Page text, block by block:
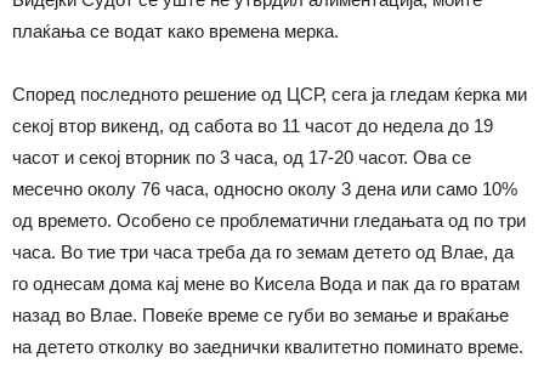
плаќања се водат како времена мерка.
Според последното решение од ЦСР, сега ја гледам ќерка ми
секој втор викенд, од сабота во 11 часот до недела до 19
часот и секој вторник по 3 часа, од 17-20 часот. Ова се
месечно околу 76 часа, односно околу 3 дена или само 10%
од времето. Особено се проблематични гледањата од по три
часа. Во тие три часа треба да го земам детето од Влае, да
го однесам дома кај мене во Кисела Вода и пак да го вратам
назад во Влае. Повеќе време се губи во земање и враќање
на детето отколку во заеднички квалитетно поминато време.